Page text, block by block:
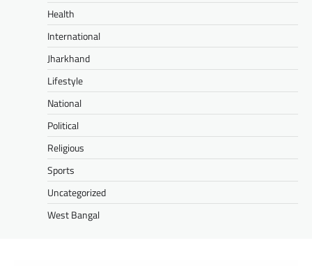
Health
International
Jharkhand
Lifestyle
National
Political
Religious
Sports
Uncategorized
West Bangal